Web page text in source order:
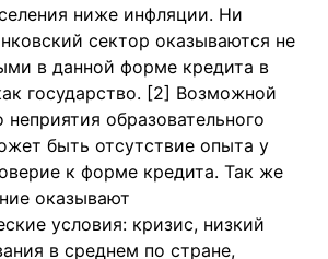
ниже инфляции. Ни
сектор оказываются не
в данной форме кредита в
государство. [2] Возможной
неприятия образовательного
быть отсутствие опыта у
к форме кредита. Так же
оказывают
условия: кризис, низкий
в среднем по стране,